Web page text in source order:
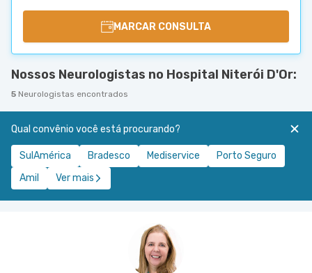
MARCAR CONSULTA
Nossos Neurologistas no Hospital Niterói D'Or:
5 Neurologistas encontrados
Qual convênio você está procurando?
SulAmérica Bradesco Mediservice
Porto Seguro
Amil
Ver mais